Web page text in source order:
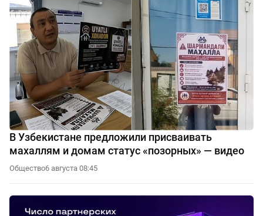
В Узбекистане предложили присваивать
махаллям и домам статус «позорных» — видео
Общество6 августа 08:45